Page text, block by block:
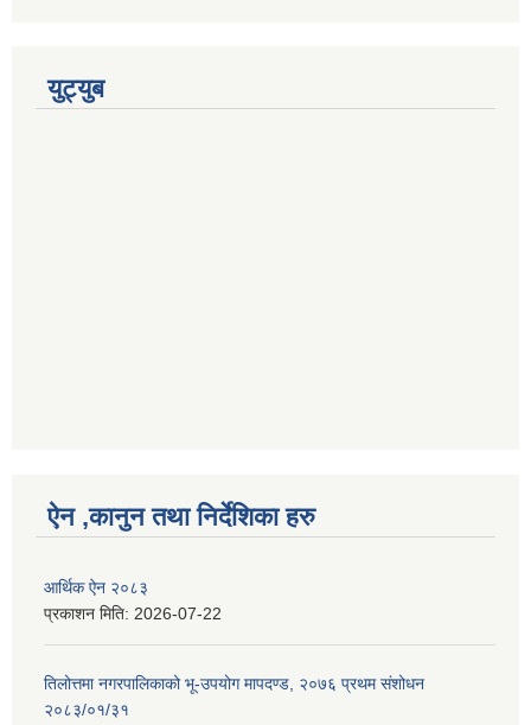
युट्युब
ऐन ,कानुन तथा निर्देशिका हरु
आर्थिक ऐन २०८३
प्रकाशन मिति: 2026-07-22
तिलोत्तमा नगरपालिकाको भू-उपयोग मापदण्ड, २०७६ प्रथम संशोधन
२०८३/०१/३१